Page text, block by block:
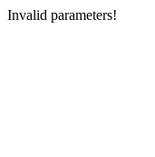
Invalid parameters!